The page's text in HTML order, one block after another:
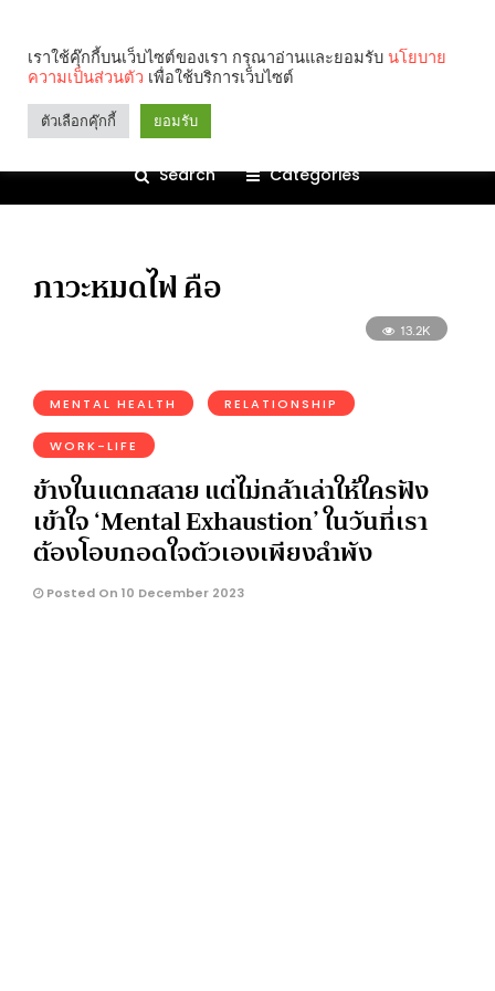
Search Categories
ภาวะหมดไฟ คือ
13.2K
MENTAL HEALTH RELATIONSHIP
WORK-LIFE
ข้างในแตกสลาย แต่ไม่กล้าเล่าให้ใครฟัง
เข้าใจ ‘Mental Exhaustion’ ในวันที่เรา
ต้องโอบกอดใจตัวเองเพียงลำพัง
Posted On 10 December 2023
เราใช้คุ๊กกี้บนเว็บไซต์ของเรา กรุณาอ่านและยอมรับ นโยบาย
ความเป็นส่วนตัว เพื่อใช้บริการเว็บไซต์
ตัวเลือกคุ๊กกี้ ยอมรับ